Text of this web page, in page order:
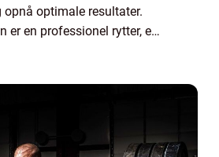
opnå optimale resultater.
er en professionel rytter, en